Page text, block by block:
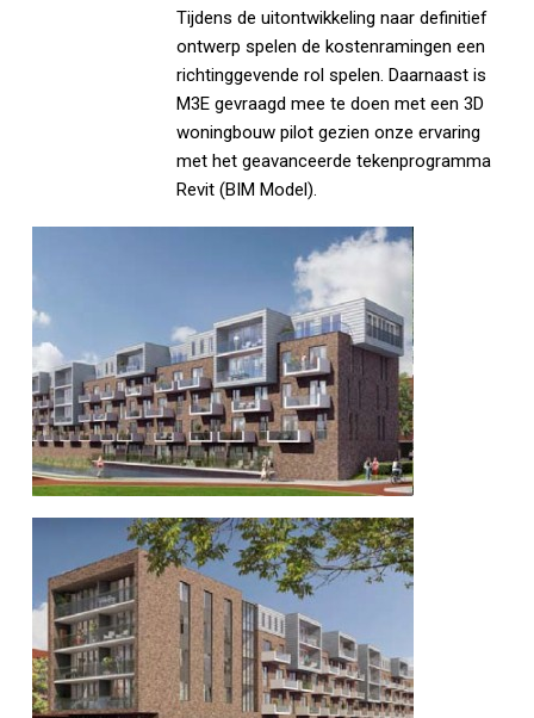
Tijdens de uitontwikkeling naar definitief
ontwerp spelen de kostenramingen een
richtinggevende rol spelen. Daarnaast is
M3E gevraagd mee te doen met een 3D
woningbouw pilot gezien onze ervaring
met het geavanceerde tekenprogramma
Revit (BIM Model).